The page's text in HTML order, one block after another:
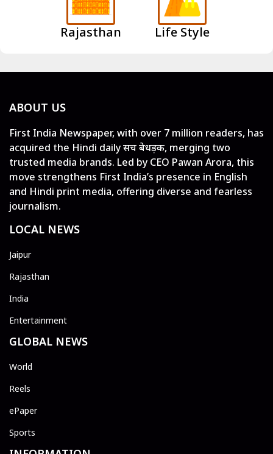
Rajasthan Life Style
ABOUT US
First India Newspaper, with over 7 million readers, has
acquired the Hindi daily सच बेधड़क, merging two
trusted media brands. Led by CEO Pawan Arora, this
move strengthens First India’s presence in English
and Hindi print media, offering diverse and fearless
journalism.
LOCAL NEWS
Jaipur
Rajasthan
India
Entertainment
GLOBAL NEWS
World
Reels
ePaper
Sports